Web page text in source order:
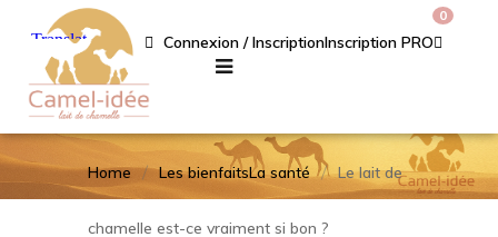
Connexion / InscriptionInscription PRO
0
Home Les bienfaitsLa santé Le lait de
chamelle est-ce vraiment si bon ?